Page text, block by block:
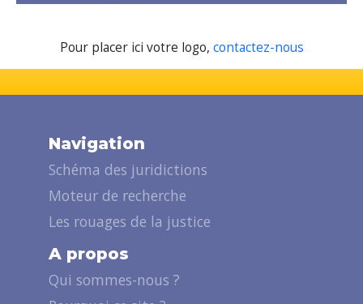
Pour placer ici votre logo, contactez-nous
Navigation
Schéma des juridictions
Moteur de recherche
Les rouages de la justice
A propos
Qui sommes-nous ?